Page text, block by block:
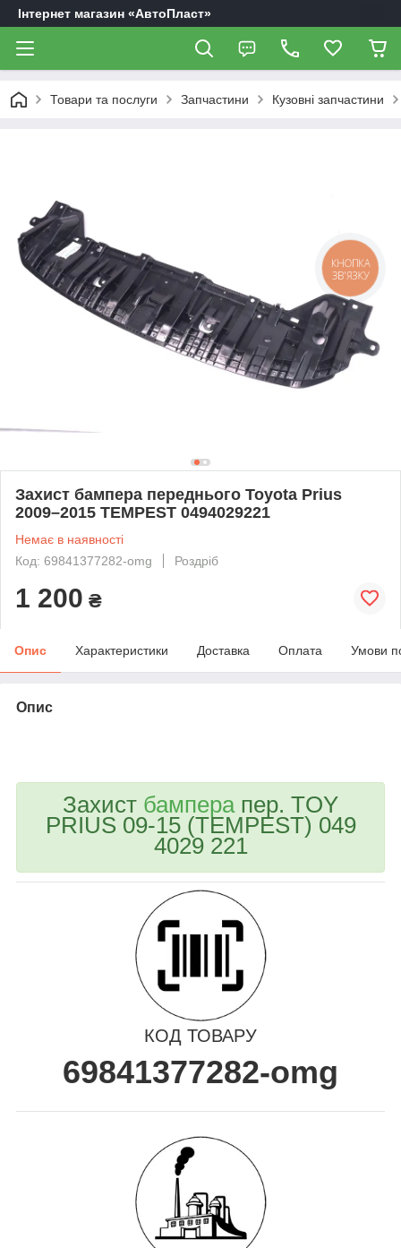
Інтернет магазин «АвтоПласт»
Товари та послуги Запчастини Кузовні запчастини
Захист бампера переднього Toyota Prius
2009–2015 TEMPEST 0494029221
Немає в наявності
Код: 69841377282-omg
Роздріб
1 200 ₴
Опис Характеристики Доставка Оплата Умови
Опис
Захист бамперапер. TOY
PRIUS 09-15 (TEMPEST) 049
4029 221
КОД ТОВАРУ
69841377282-omg
КНОПКА
ЗВ'ЯЗКУ